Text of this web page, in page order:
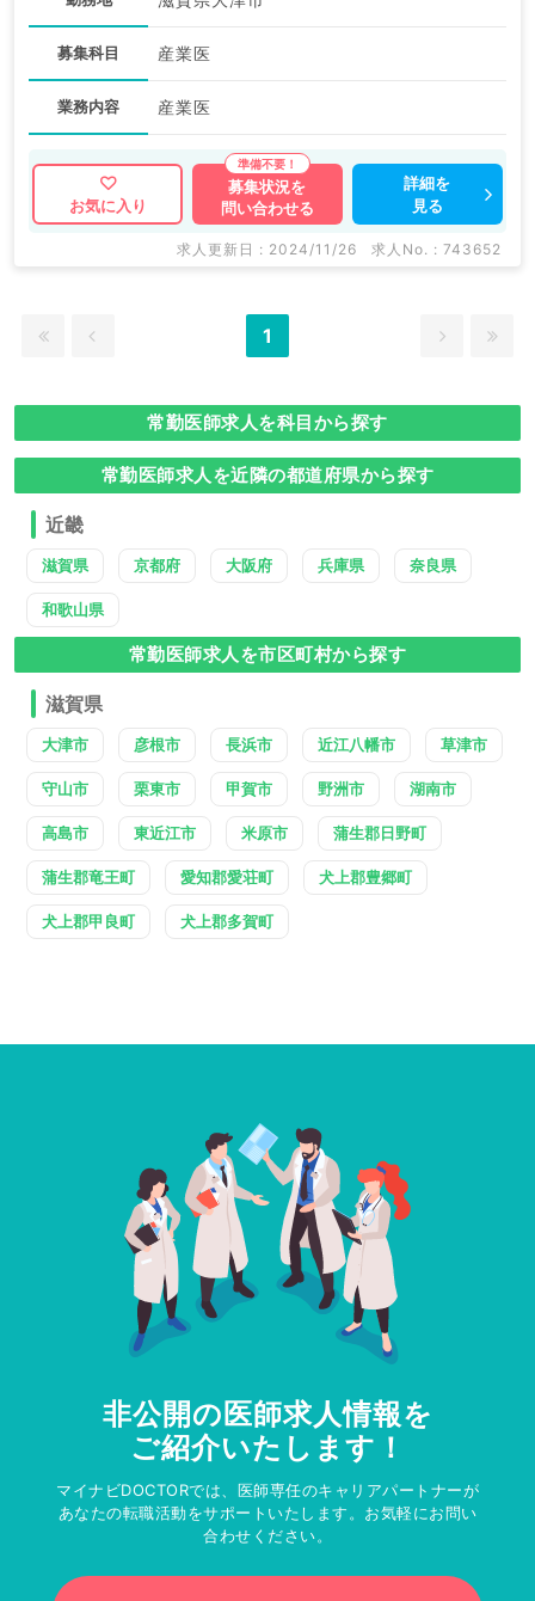
募集科目 産業医
業務内容 産業医
お気に入り
募集状況を
問い合わせる
詳細を
見る
求人更新日 : 2024/11/26 求人No. : 743652
1
常勤医師求人を科目から探す
常勤医師求人を近隣の都道府県から探す
近畿
滋賀県 京都府 大阪府 兵庫県 奈良県
和歌山県
常勤医師求人を市区町村から探す
滋賀県
大津市 彦根市 長浜市 近江八幡市 草津市
守山市 栗東市 甲賀市 野洲市 湖南市
高島市 東近江市 米原市 蒲生郡日野町
蒲生郡竜王町 愛知郡愛荘町 犬上郡豊郷町
犬上郡甲良町 犬上郡多賀町
非公開の医師求人情報を
ご紹介いたします！
マイナビDOCTORでは、医師専任のキャリアパートナーが
あなたの転職活動をサポートいたします。お気軽にお問い
合わせください。